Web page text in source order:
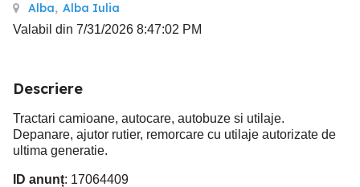
Alba, Alba Iulia
Valabil din 7/31/2026 8:47:02 PM
Descriere
Tractari camioane, autocare, autobuze si utilaje.
Depanare, ajutor rutier, remorcare cu utilaje autorizate de
ultima generatie.
ID anunț: 17064409